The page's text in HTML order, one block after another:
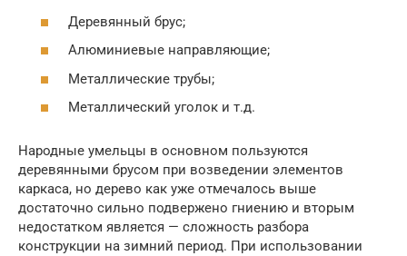
Деревянный брус;
Алюминиевые направляющие;
Металлические трубы;
Металлический уголок и т.д.
Народные умельцы в основном пользуются
деревянными брусом при возведении элементов
каркаса, но дерево как уже отмечалось выше
достаточно сильно подвержено гниению и вторым
недостатком является — сложность разбора
конструкции на зимний период. При использовании